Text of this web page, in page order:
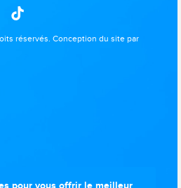
réservés. Conception du site par
pour vous offrir le meilleur